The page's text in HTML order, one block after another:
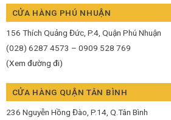
CỬA HÀNG PHÚ NHUẬN
156 Thích Quảng Đức, P.4, Quận Phú Nhuận
(028) 6287 4573 – 0909 528 769
(Xem đường đi)
CỬA HÀNG QUẬN TÂN BÌNH
236 Nguyễn Hồng Đào, P.14, Q.Tân Bình